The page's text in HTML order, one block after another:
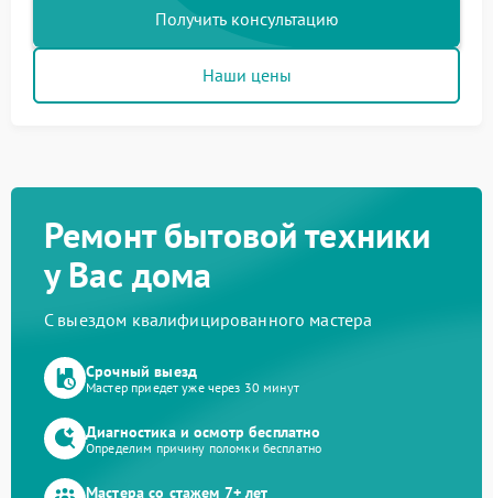
Получить консультацию
Наши цены
Ремонт бытовой техники
у Вас дома
С выездом квалифицированного мастера
Срочный выезд
Мастер приедет уже через 30 минут
Диагностика и осмотр бесплатно
Определим причину поломки бесплатно
Мастера со стажем 7+ лет